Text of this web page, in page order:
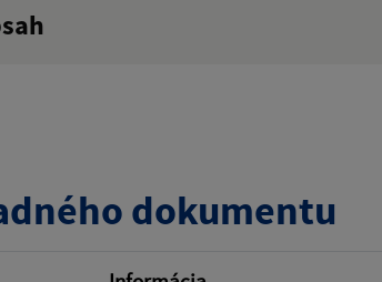
dokumentu